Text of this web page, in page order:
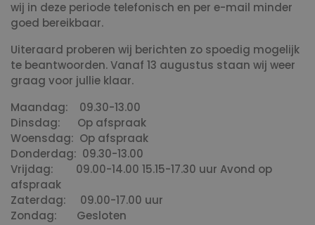
wij in deze periode telefonisch en per e-mail minder
goed bereikbaar.
Uiteraard proberen wij berichten zo spoedig mogelijk
te beantwoorden. Vanaf 13 augustus staan wij weer
graag voor jullie klaar.
Maandag: 09.30-13.00
Dinsdag: Op afspraak
Woensdag: Op afspraak
Donderdag: 09.30-13.00
Vrijdag: 09.00-14.00 15.15-17.30 uur Avond op
afspraak
Zaterdag: 09.00-17.00 uur
Zondag: Gesloten